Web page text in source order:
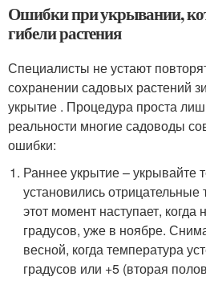
Ошибки при укрывании,
гибели растения
Специалисты не устают
сохранении садовых растений
укрытие . Процедура проста
реальности многие садоводы
ошибки:
Раннее укрытие – укрывайте
установились
этот момент наступает,
градусов, уже в ноябре.
весной, когда температура
градусов или +5 (вторая